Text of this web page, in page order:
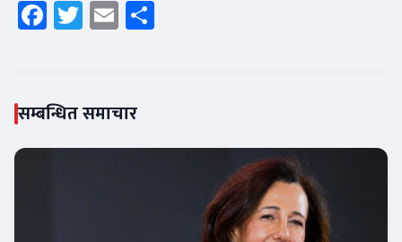
Facebook
Twitter
Email
सम्बन्धित समाचार